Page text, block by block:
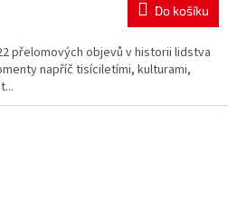
Do košíku
přelomových objevů v historii lidstva
napříč tisíciletími, kulturami,